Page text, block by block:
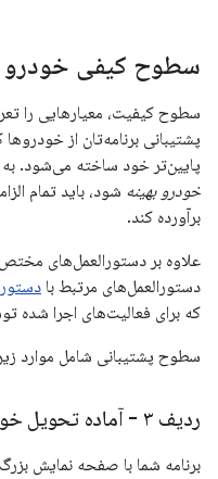
سطوح کیفی خودرو
سطوح کیفیت، معیارهایی را
پشتیبانی برنامه‌تان از
پایین‌تر خود ساخته می‌شود. به
خودرو بهینه شود، باید تمام
برآورده کند.
علاوه بر دستورالعمل‌های
دستورالعمل‌های مرتبط با
که برای فعالیت‌های اجرا شده
سطوح پشتیبانی شامل موارد
ردیف ۳ - آماده تحویل خودرو
برنامه شما با صفحه نمایش